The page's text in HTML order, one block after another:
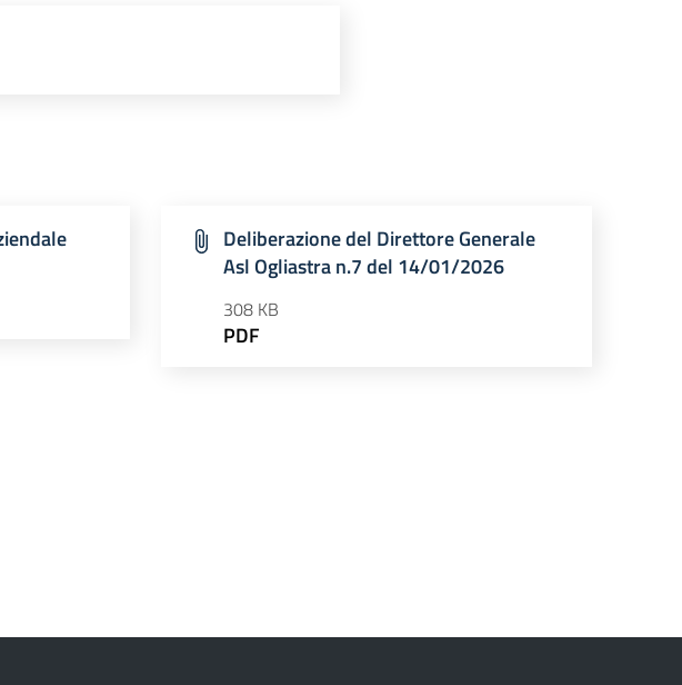
Deliberazione del Direttore Generale
Asl Ogliastra n.7 del 14/01/2026
308 KB
PDF